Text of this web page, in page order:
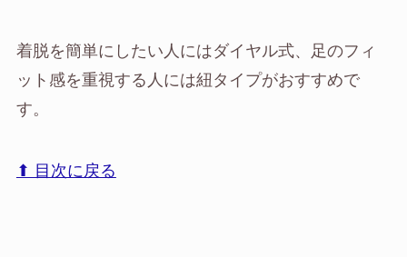
着脱を簡単にしたい人にはダイヤル式、足のフィ
ット感を重視する人には紐タイプがおすすめで
す。
⬆︎ 目次に戻る